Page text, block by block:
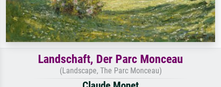
Landschaft, Der Parc Monceau
(Landscape, The Parc Monceau)